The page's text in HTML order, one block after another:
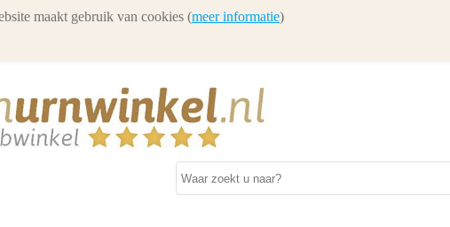
maakt gebruik van cookies (meer informatie)